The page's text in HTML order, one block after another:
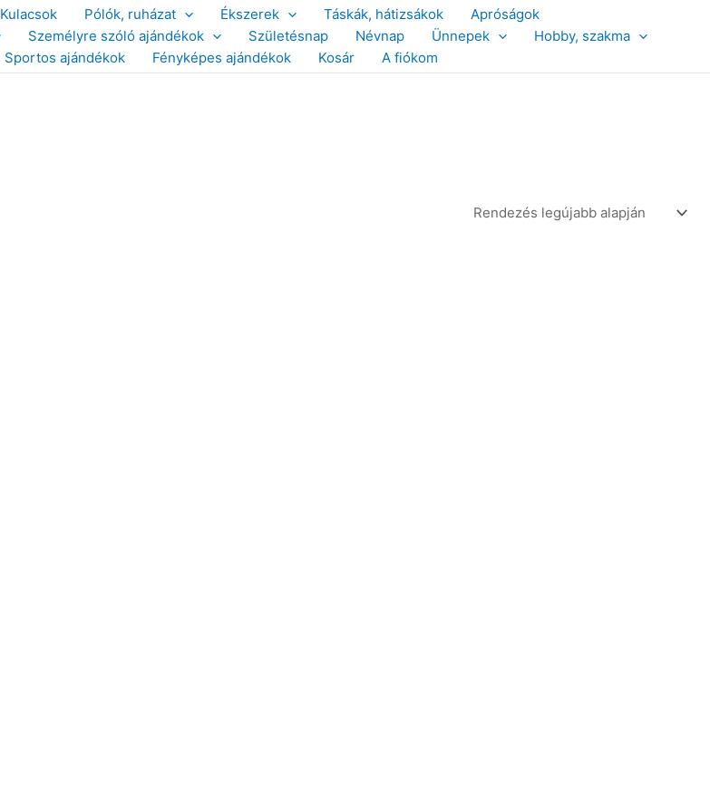
Kulacsok Pólók, ruházat Ékszerek Táskák, hátizsákok
Apróságok
Személyre szóló ajándékok Születésnap Névnap Ünnepek
Hobby, szakma
Sportos ajándékok Fényképes ajándékok Kosár A fiókom